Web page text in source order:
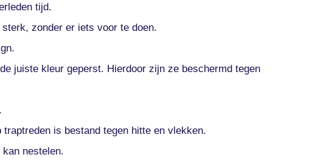
tijd.
zonder er iets voor te doen.
juiste kleur geperst. Hierdoor zijn ze beschermd tegen
is bestand tegen hitte en vlekken.
nestelen.